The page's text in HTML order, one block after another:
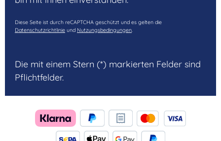
Diese Seite ist durch reCAPTCHA geschützt und es gelten die
Datenschutzrichtlinie und Nutzungsbedingungen.
Die mit einem Stern (*) markierten Felder sind
Pflichtfelder.